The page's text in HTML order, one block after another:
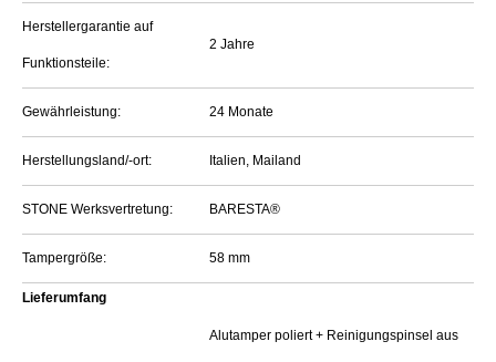
Herstellergarantie auf
Funktionsteile:
2 Jahre
Gewährleistung: 24 Monate
Herstellungsland/-ort: Italien, Mailand
STONE Werksvertretung: BARESTA®
Tampergröße: 58 mm
Lieferumfang
Alutamper poliert + Reinigungspinsel aus